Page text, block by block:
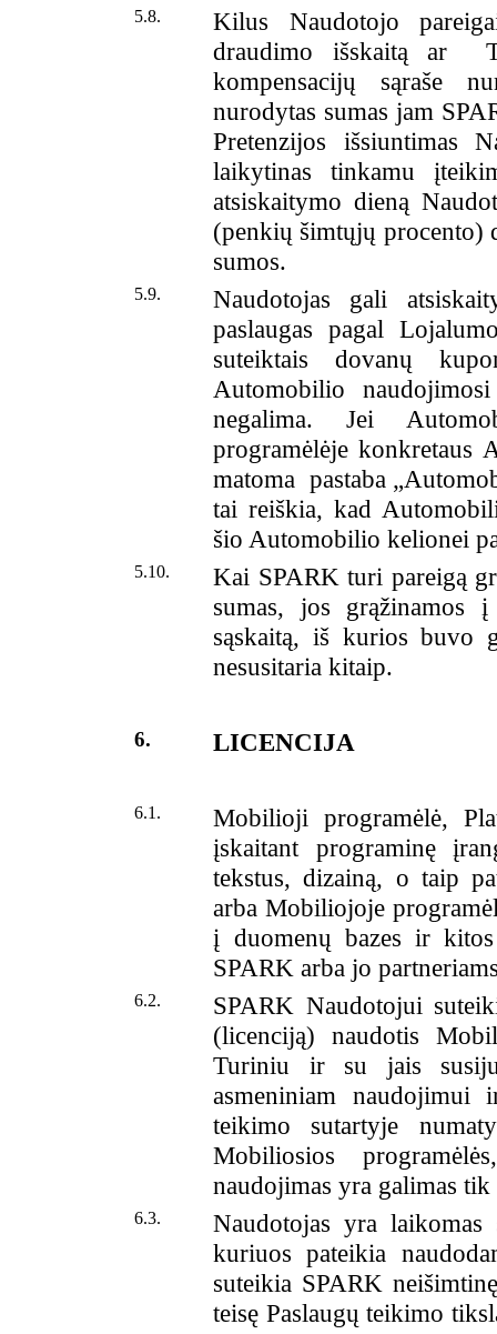
5.8.
Kilus Naudotojo
draudimo išskaitą ar
kompensacijų sąraše
nurodytas sumas jam
Pretenzijos išsiuntimas
laikytinas tinkamu
atsiskaitymo dieną
(penkių šimtųjų procento)
sumos.
5.9.
Naudotojas gali
paslaugas pagal
suteiktais dovanų
Automobilio
negalima. Jei
programėlėje konkretaus
matoma pastaba
tai reiškia, kad
šio Automobilio kelionei
5.10.
Kai SPARK turi pareigą
sumas, jos grąžinamos
sąskaitą, iš kurios buvo
nesusitaria kitaip.
6. LICENCIJA
6.1.
Mobilioji programėlė,
įskaitant programinę
tekstus, dizainą, o taip
arba Mobiliojoje
į duomenų bazes ir kitos
SPARK arba jo
6.2.
SPARK Naudotojui
(licenciją) naudotis
Turiniu ir su jais
asmeniniam
teikimo sutartyje
Mobiliosios
naudojimas yra galimas
6.3.
Naudotojas yra
kuriuos pateikia
suteikia SPARK
teisę Paslaugų teikimo